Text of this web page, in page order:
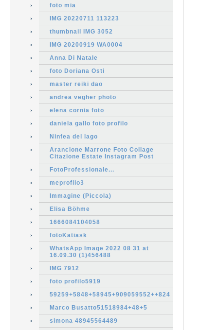
foto mia
IMG 20220711 113223
thumbnail IMG 3052
IMG 20200919 WA0004
Anna Di Natale
foto Doriana Osti
master reiki dao
andrea vegher photo
elena cornia foto
daniela gallo foto profilo
Ninfea del lago
Arancione Marrone Foto Collage
Citazione Estate Instagram Post
FotoProfessionale...
meprofilo3
Immagine (Piccola)
Elisa Böhme
1666084104058
fotoKatiask
WhatsApp Image 2022 08 31 at
16.09.30 (1)456488
IMG 7912
foto profilo5919
59259+5848+58945+909059552++824
Marco Busatto51518984+48+5
simona 48945564489